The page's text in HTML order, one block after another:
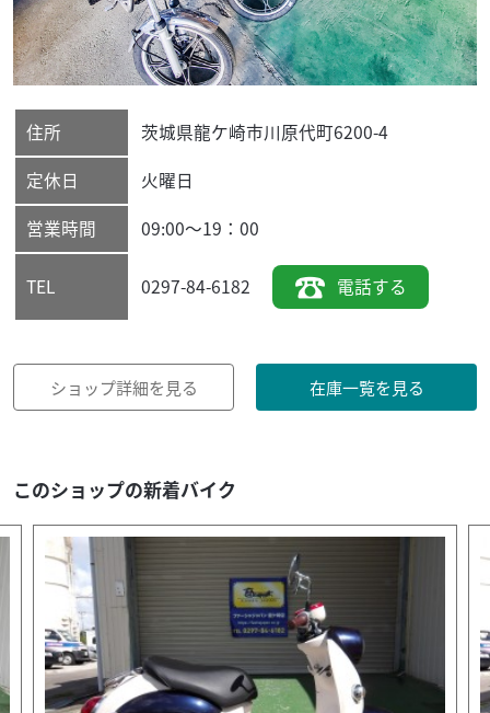
住所 茨城県龍ケ崎市川原代町6200-4
定休日
火曜日
営業時間
09:00〜19：00
TEL 0297-84-6182 電話する
ショップ詳細を見る 在庫一覧を見る
このショップの新着バイク